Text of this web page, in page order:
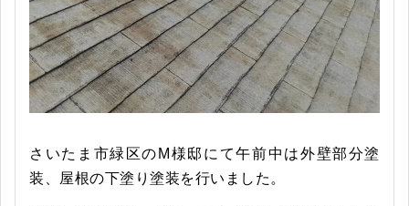
さいたま市緑区のM様邸にて午前中は外壁部分塗
装、屋根の下塗り塗装を行いました。